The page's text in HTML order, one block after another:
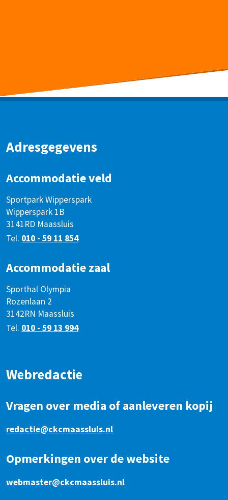
Adresgegevens
Accommodatie veld
Sportpark Wipperspark
Wipperspark 1B
3141RD Maassluis
Tel. 010 - 59 11 854
Accommodatie zaal
Sporthal Olympia
Rozenlaan 2
3142RN Maassluis
Tel. 010 - 59 13 994
Webredactie
Vragen over media of aanleveren kopij
redactie@ckcmaassluis.nl
Opmerkingen over de website
webmaster@ckcmaassluis.nl